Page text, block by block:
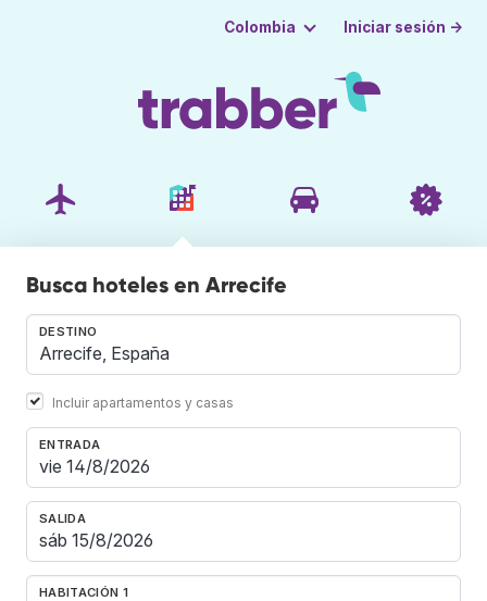
Colombia Iniciar sesión →
Busca hoteles en Arrecife
DESTINO
Incluir apartamentos y casas
ENTRADA
SALIDA
HABITACIÓN 1